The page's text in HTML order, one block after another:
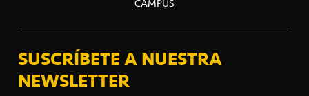
CAMPUS
SUSCRÍBETE A NUESTRA
NEWSLETTER